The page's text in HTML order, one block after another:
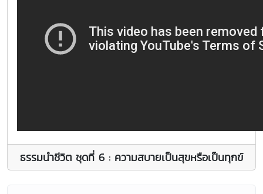
ธรรมนำชีวิต ชุดที่ 6 : ความสบายเป็นสุขหรือเป็นทุกข์